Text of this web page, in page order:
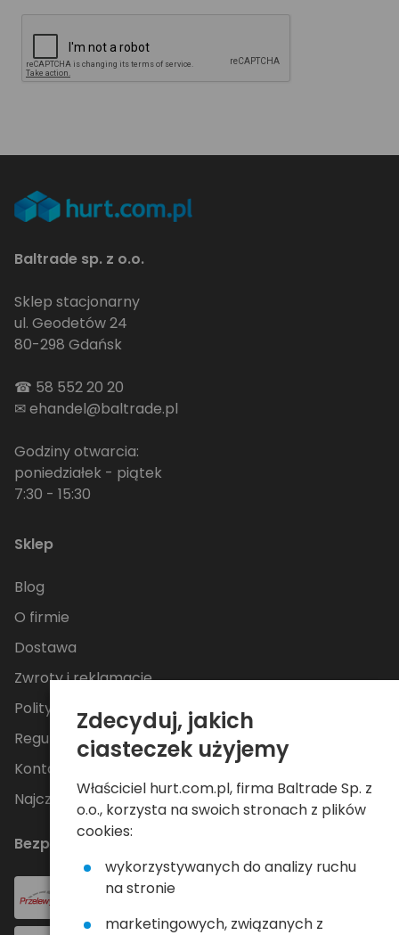
Baltrade sp. z o.o.
Sklep stacjonarny
ul. Geodetów 24
80-298 Gdańsk
☎ 58 552 20 20
✉ehandel@baltrade.pl
Godziny otwarcia:
poniedziałek - piątek
7:30 - 15:30
Sklep
Blog
O firmie
Dostawa
Zwroty i reklamacje
Polityka Prywatności
Regulamin
Kontakt
Najczęściej zadawane pytania
Bezpieczne płatności
Zdecyduj, jakich
ciasteczek użyjemy
Właściciel hurt.com.pl, firma Baltrade Sp. z
o.o., korzysta na swoich stronach z plików
cookies:
wykorzystywanych do analizy ruchu
na stronie
marketingowych, związanych z